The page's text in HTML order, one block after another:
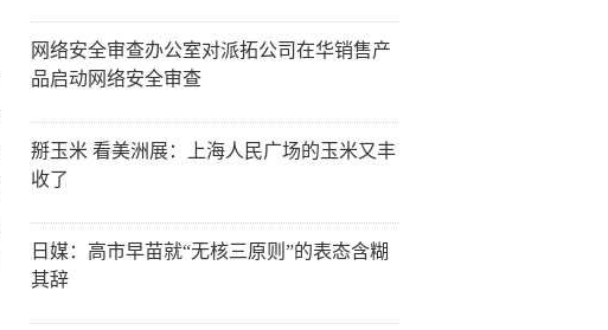
网络安全审查办公室对派拓公司在华销售产
品启动网络安全审查
掰玉米 看美洲展：上海人民广场的玉米又丰
收了
日媒：高市早苗就“无核三原则”的表态含糊
其辞